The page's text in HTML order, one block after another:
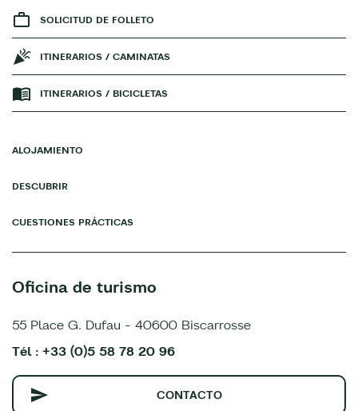
SOLICITUD DE FOLLETO
ITINERARIOS / CAMINATAS
ITINERARIOS / BICICLETAS
ALOJAMIENTO
DESCUBRIR
CUESTIONES PRÁCTICAS
Oficina de turismo
55 Place G. Dufau - 40600 Biscarrosse
Tél : +33 (0)5 58 78 20 96
CONTACTO